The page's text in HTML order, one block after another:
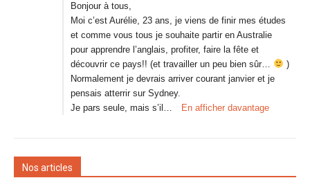
Bonjour à tous,
Moi c’est Aurélie, 23 ans, je viens de finir mes études
et comme vous tous je souhaite partir en Australie
pour apprendre l’anglais, profiter, faire la fête et
découvrir ce pays!! (et travailler un peu bien sûr…
)
Normalement je devrais arriver courant janvier et je
pensais atterrir sur Sydney.
Je pars seule, mais s’il…
En afficher davantage
Nos articles